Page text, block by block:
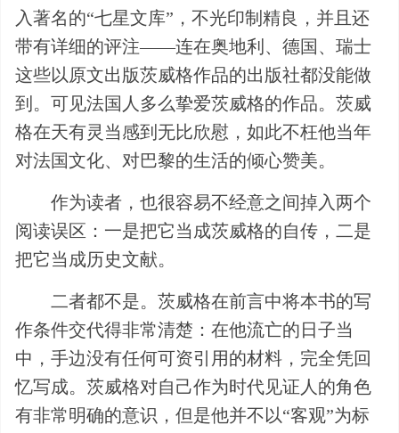
入著名的“七星文库”，不光印制精良，并且还
带有详细的评注——连在奥地利、德国、瑞士
这些以原文出版茨威格作品的出版社都没能做
到。可见法国人多么挚爱茨威格的作品。茨威
格在天有灵当感到无比欣慰，如此不枉他当年
对法国文化、对巴黎的生活的倾心赞美。
作为读者，也很容易不经意之间掉入两个
阅读误区：一是把它当成茨威格的自传，二是
把它当成历史文献。
二者都不是。茨威格在前言中将本书的写
作条件交代得非常清楚：在他流亡的日子当
中，手边没有任何可资引用的材料，完全凭回
忆写成。茨威格对自己作为时代见证人的角色
有非常明确的意识，但是他并不以“客观”为标